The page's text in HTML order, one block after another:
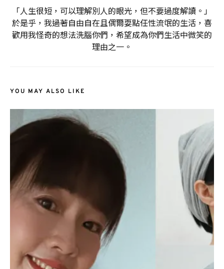
「人生很短，可以理解別人的眼光，但不要過度解讀。」
於是乎，我過著自由自在且偶爾耍點任性流氓的生活，喜
歡用我怪奇的想法洗腦你們，希望成為你們生活中微笑的
理由之一。
YOU MAY ALSO LIKE